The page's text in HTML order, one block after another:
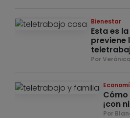
Bienestar
Esta es
previene
Por
¡con
Por